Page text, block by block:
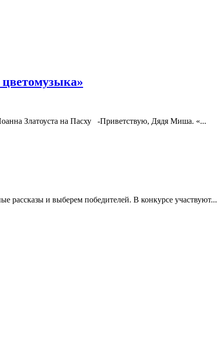
Златоуста на Пасху -Приветствую, Дядя Миша. «...
рассказы и выберем победителей. В конкурсе участвуют...